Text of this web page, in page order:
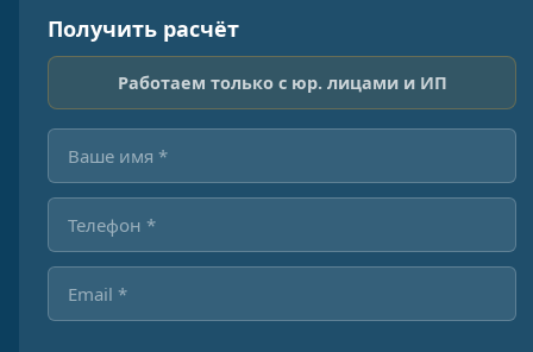
Получить расчёт
Работаем только с юр. лицами и ИП